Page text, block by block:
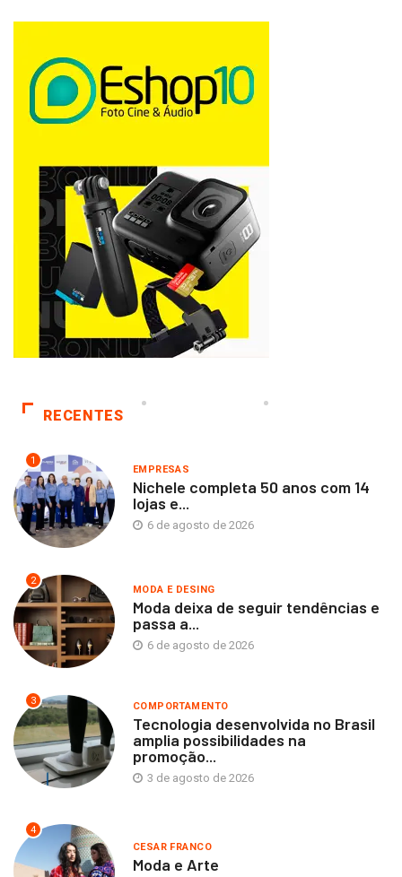
RECENTES
1
EMPRESAS
Nichele completa 50 anos com 14
lojas e...
6 de agosto de 2026
2
MODA E DESING
Moda deixa de seguir tendências e
passa a...
6 de agosto de 2026
3 COMPORTAMENTO
Tecnologia desenvolvida no Brasil
amplia possibilidades na
promoção...
3 de agosto de 2026
4
CESAR FRANCO
Moda e Arte